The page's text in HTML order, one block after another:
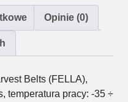
Opinie (0)
Belts (FELLA),
temperatura pracy: -35 ÷